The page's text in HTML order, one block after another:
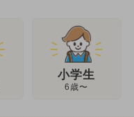
小学生
6歳〜